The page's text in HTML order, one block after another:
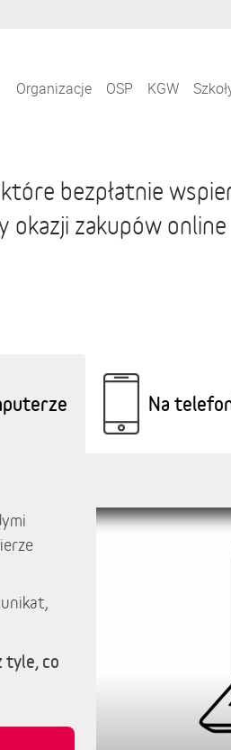
Organizacje OSP KGW
bezpłatnie
okazji zakupów online
Na
tyle, co